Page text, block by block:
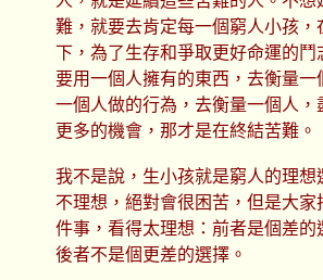
難，就要去肯定每一個窮人小孩，
下，為了生存和爭取更好命運的鬥
要用一個人擁有的東西，去衡量一
一個人做的行為，去衡量一個人，
更多的機會，那才是在終結苦難。
我不是說，生小孩就是窮人的理想
不理想，絕對會很困苦，但是大家
件事，看得太理想：前者是個差的
後者不是個更差的選擇。